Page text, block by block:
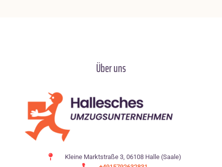
Über uns
Kleine Marktstraße 3, 06108 Halle (Saale)